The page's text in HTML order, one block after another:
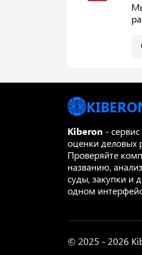
Kiberon -
оценки деловых
Проверяйте
названию,
суды, закупки и
одном
© 2025 - 2026